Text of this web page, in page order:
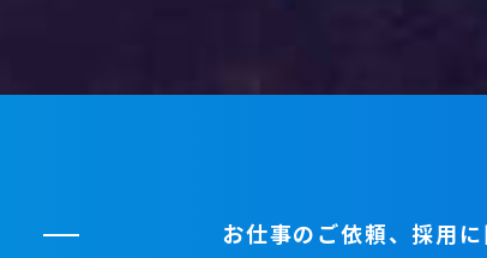
お仕事のご依頼、採用